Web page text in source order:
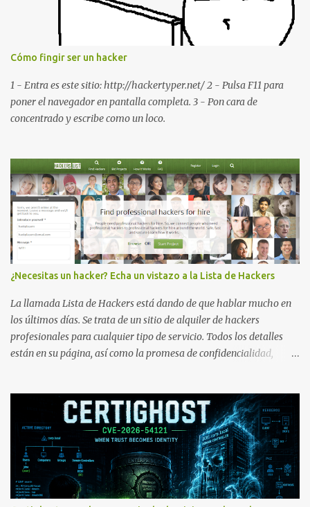
dirección Bluetooth del smartphone *#*#232338#*#* : Muestra
la dirección MAC del la tarjeta WiFi del dispositivo *#*#2663#*#*
: Visualiza la versión de la pantalla táctil del smartphone
*#*#3264#*#* : Muestra que versión de memoria RAM está
disponible en el smartphone o la tablet *#*#34971539#*#* :
Visualiza la información detallada d...
Cómo fingir ser un hacker
1 - Entra es este sitio: http://hackertyper.net/ 2 - Pulsa F11 para
poner el navegador en pantalla completa. 3 - Pon cara de
concentrado y escribe como un loco.
¿Necesitas un hacker? Echa un vistazo a la Lista de Hackers
La llamada Lista de Hackers está dando de que hablar mucho en
los últimos días. Se trata de un sitio de alquiler de hackers
profesionales para cualquier tipo de servicio. Todos los detalles
están en su página, así como la promesa de confidencialidad,
contratados desde la plataforma. En el sitio se asegura de que
Lista de Hackers, con identidades desconocidas, fue creada para un
"uso legal y ético", y sin embargo existen propuestas de dudosa
ética como para entrar en cuentas de Gmail o WhatsApp,
comprometer bases de datos o cambiar notas de cursos. La Lista
de Hackers, que atrajo la atención mundial después de un informe
publicado en The New York Times, trabaja al estilo "llave en